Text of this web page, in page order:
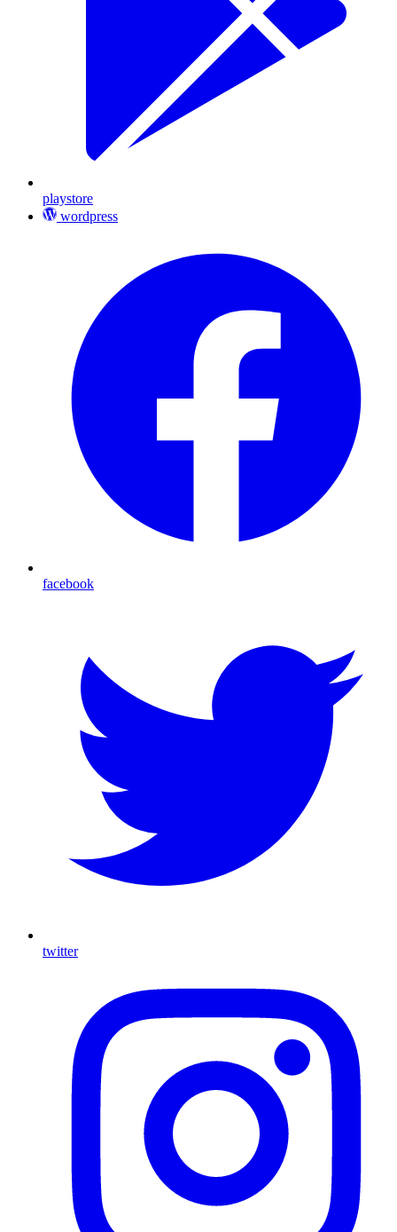
playstore
wordpress
facebook
twitter